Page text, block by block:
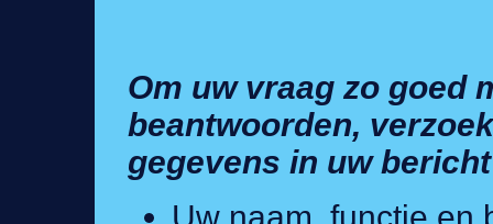
Om uw vraag zo goed
beantwoorden,
gegevens in uw